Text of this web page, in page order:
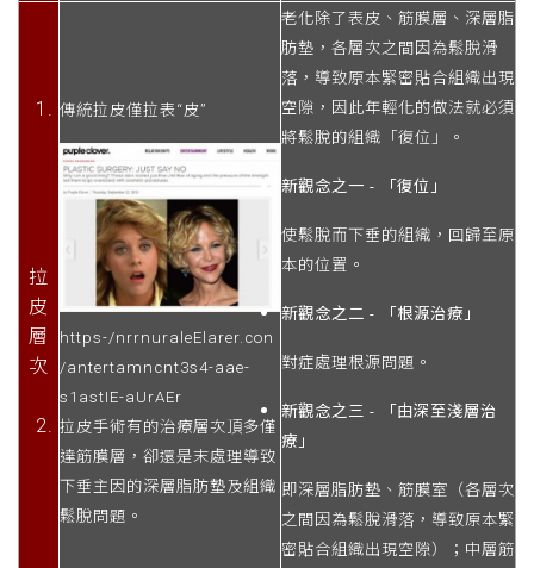
拉
皮
層
次
傳統拉皮僅拉表“皮”
https-/nrrnuraleElarer.con
/antertamncnt3s4-aae-
s1astIE-aUrAEr
拉皮手術有的治療層次頂多僅
達筋膜層，卻還是末處理導致
下垂主因的深層脂肪墊及組織
鬆脫問題。
老化除了表皮、筋膜層、深層脂
肪墊，各層次之間因為鬆脫滑
落，導致原本緊密貼合組織出現
空隙，因此年輕化的做法就必須
將鬆脫的組織「復位」。
新觀念之一 - 「復位」
使鬆脫而下垂的組織，回歸至原
本的位置。
新觀念之二 - 「根源治療」
對症處理根源問題。
新觀念之三 - 「由深至淺層治
療」
即深層脂肪墊、筋膜室（各層次
之間因為鬆脫滑落，導致原本緊
密貼合組織出現空隙）；中層筋